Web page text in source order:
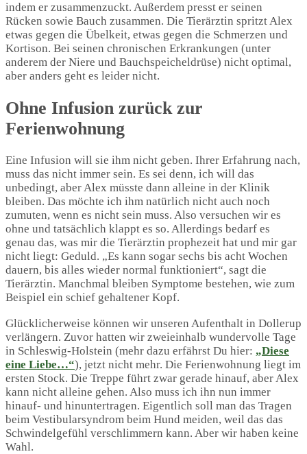
indem er zusammenzuckt. Außerdem presst er seinen
Rücken sowie Bauch zusammen. Die Tierärztin spritzt Alex
etwas gegen die Übelkeit, etwas gegen die Schmerzen und
Kortison. Bei seinen chronischen Erkrankungen (unter
anderem der Niere und Bauchspeicheldrüse) nicht optimal,
aber anders geht es leider nicht.
Ohne Infusion zurück zur
Ferienwohnung
Eine Infusion will sie ihm nicht geben. Ihrer Erfahrung nach,
muss das nicht immer sein. Es sei denn, ich will das
unbedingt, aber Alex müsste dann alleine in der Klinik
bleiben. Das möchte ich ihm natürlich nicht auch noch
zumuten, wenn es nicht sein muss. Also versuchen wir es
ohne und tatsächlich klappt es so. Allerdings bedarf es
genau das, was mir die Tierärztin prophezeit hat und mir gar
nicht liegt: Geduld. „Es kann sogar sechs bis acht Wochen
dauern, bis alles wieder normal funktioniert“, sagt die
Tierärztin. Manchmal bleiben Symptome bestehen, wie zum
Beispiel ein schief gehaltener Kopf.
Glücklicherweise können wir unseren Aufenthalt in Dollerup
verlängern. Zuvor hatten wir zweieinhalb wundervolle Tage
in Schleswig-Holstein (mehr dazu erfährst Du hier: „Diese
eine Liebe…“), jetzt nicht mehr. Die Ferienwohnung liegt im
ersten Stock. Die Treppe führt zwar gerade hinauf, aber Alex
kann nicht alleine gehen. Also muss ich ihn nun immer
hinauf- und hinuntertragen. Eigentlich soll man das Tragen
beim Vestibularsyndrom beim Hund meiden, weil das das
Schwindelgefühl verschlimmern kann. Aber wir haben keine
Wahl.